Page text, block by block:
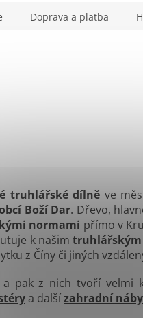
Doprava a platba
truhlářské dílně ve
Boží Dar. Dřevo,
normami přímo v
k našim
z Číny či jiných
a pak z nich tvoří velmi
a dalšízahradní